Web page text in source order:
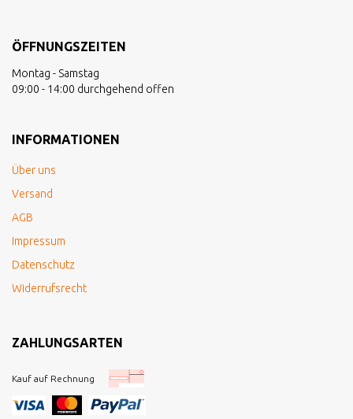
ÖFFNUNGSZEITEN
Montag - Samstag
09:00 - 14:00 durchgehend offen
INFORMATIONEN
Über uns
Versand
AGB
Impressum
Datenschutz
Widerrufsrecht
ZAHLUNGSARTEN
Kauf auf Rechnung